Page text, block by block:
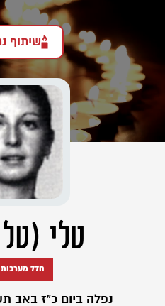
שיתוף
טלי
חלל
נפלה ביום כ"ז באב תשל"ט